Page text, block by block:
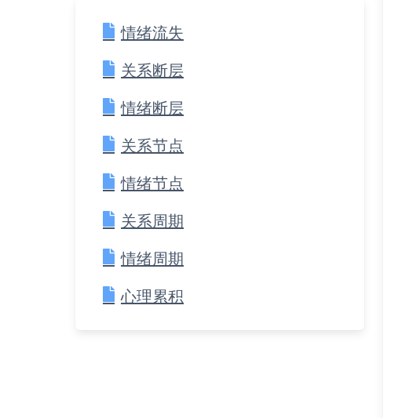
情绪流失
关系断层
情绪断层
关系节点
情绪节点
关系周期
情绪周期
心理累积